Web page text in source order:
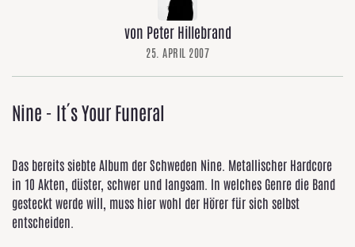
von Peter Hillebrand
25. APRIL 2007
Nine - It´s Your Funeral
Das bereits siebte Album der Schweden Nine. Metallischer Hardcore
in 10 Akten, düster, schwer und langsam. In welches Genre die Band
gesteckt werde will, muss hier wohl der Hörer für sich selbst
entscheiden.